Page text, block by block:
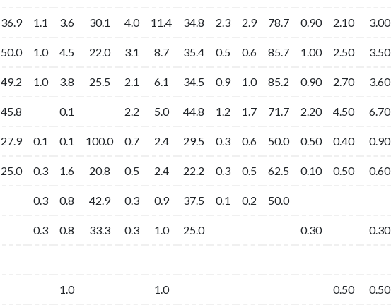
36.9 1.1 3.6 30.1 4.0 11.4 34.8 2.3 2.9 78.7 0.90 2.10 3.00
50.0 1.0 4.5 22.0 3.1 8.7 35.4 0.5 0.6 85.7 1.00 2.50 3.50
49.2 1.0 3.8 25.5 2.1 6.1 34.5 0.9 1.0 85.2 0.90 2.70 3.60
45.8 0.1 2.2 5.0 44.8 1.2 1.7 71.7 2.20 4.50 6.70
27.9 0.1 0.1 100.0 0.7 2.4 29.5 0.3 0.6 50.0 0.50 0.40 0.90
25.0 0.3 1.6 20.8 0.5 2.4 22.2 0.3 0.5 62.5 0.10 0.50 0.60
0.3 0.8 42.9 0.3 0.9 37.5 0.1 0.2 50.0
0.3 0.8 33.3 0.3 1.0 25.0 0.30 0.30
1.0 1.0 0.50 0.50
36.9 1.1 3.6 30.1 4.0 11.4 34.8 2.3 2.9 78.7 0.90 2.10 3.00
50.0 1.0 4.5 22.0 3.1 8.7 35.4 0.5 0.6 85.7 1.00 2.50 3.50
49.2 1.0 3.8 25.5 2.1 6.1 34.5 0.9 1.0 85.2 0.90 2.70 3.60
45.8 0.1 2.2 5.0 44.8 1.2 1.7 71.7 2.20 4.50 6.70
27.9 0.1 0.1 100.0 0.7 2.4 29.5 0.3 0.6 50.0 0.50 0.40 0.90
25.0 0.3 1.6 20.8 0.5 2.4 22.2 0.3 0.5 62.5 0.10 0.50 0.60
0.3 0.8 42.9 0.3 0.9 37.5 0.1 0.2 50.0
0.3 0.8 33.3 0.3 1.0 25.0 0.30 0.30
1.0 1.0 0.50 0.50